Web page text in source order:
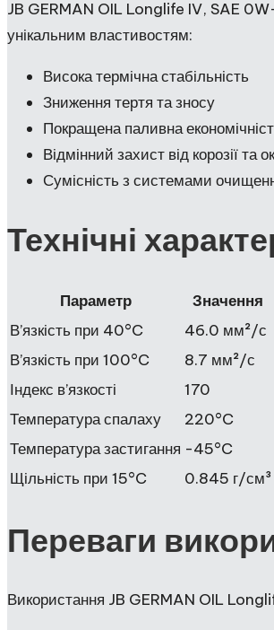
JB GERMAN OIL Longlife IV, SAE 0W-
унікальним властивостям:
Висока термічна стабільність
Зниження тертя та зносу
Покращена паливна
Відмінний захист від корозії та
Сумісність з системами
Технічні
Параметр
Значення
В’язкість при 40°C
46.0 мм²/с
В’язкість при 100°C
8.7 мм²/с
Індекс в’язкості
170
Температура спалаху
220°C
Температура застигання -45°C
Щільність при 15°C
0.845 г/см³
Переваги
Використання JB GERMAN OIL